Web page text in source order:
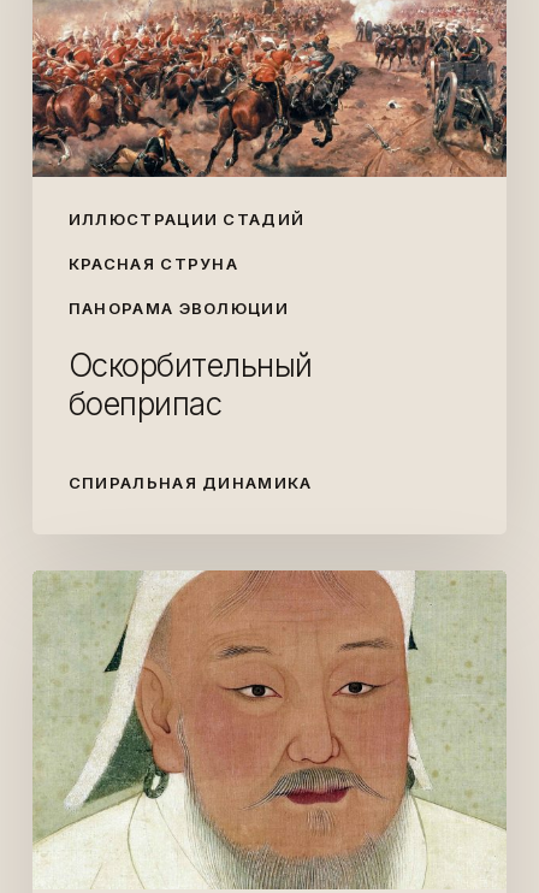
ИЛЛЮСТРАЦИИ СТАДИЙ
КРАСНАЯ СТРУНА
ПАНОРАМА ЭВОЛЮЦИИ
Оскорбительный
боеприпас
СПИРАЛЬНАЯ ДИНАМИКА
Путь
Чингисхана